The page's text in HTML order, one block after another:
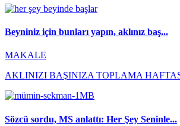
Beyniniz için bunları yapın, aklınız baş...
MAKALE
AKLINIZI BAŞINIZA TOPLAMA HAFTASI
Sözcü sordu, MS anlattı: Her Şey Seninle...